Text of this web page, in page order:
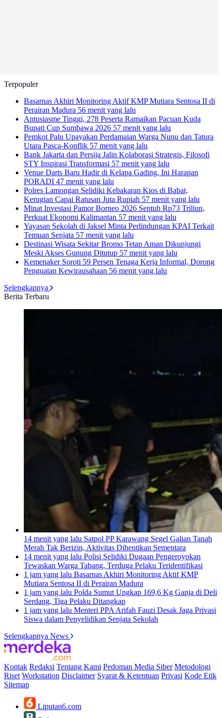
Terpopuler
Basarnas Akhiri Monitoring Aktif KMP Mutiara Sentosa II di
Perairan Madura 56 menit yang lalu
Antusiasme Tinggi, 278 Peserta Ramaikan Pacuan Kuda
Bupati Cup Sumbawa 2026 57 menit yang lalu
Pemkot Palu Upayakan Perdamaian Warga Nunu dan Tatura
Utara Pasca-Konflik 57 menit yang lalu
Bank Jakarta dan Persija Jalin Kolaborasi Strategis, Filosofi
STY Inspirasi Transformasi 57 menit yang lalu
Venue Darts Baru Hadir di Kelapa Gading, Ini Harapan
PORADI 47 menit yang lalu
Polres Lamongan Selidiki Kebakaran Kios di Babat,
Kerugian Capai Ratusan Juta Rupiah 57 menit yang lalu
Minat Investasi Pamor Borneo 2026 Sentuh Rp73 Triliun,
Perkuat Ekonomi Kalimantan 57 menit yang lalu
Yayasan Sekolah di Jaksel Minta Perlindungan KPAI Terkait
Temuan Senjata 57 menit yang lalu
Destinasi Wisata Sekitar Bromo Tetap Aman Dikunjungi
Meski Akses Gunung Ditutup 57 menit yang lalu
Kemenaker Soroti 59 Persen Tenaga Kerja Informal, Dorong
Penguatan Kewirausahaan 56 menit yang lalu
Selengkapnya
Berita Terbaru
14 menit yang lalu Satpol PP Karawang Segel Galian Tanah
Merah Tak Berizin, Aktivitas Dihentikan Sementara
14 menit yang lalu Polisi Selidiki Dugaan Pengeroyokan
Tewaskan Warga Tabang, Terduga Pelaku Teridentifikasi
1 jam yang lalu Basarnas Akhiri Monitoring Aktif KMP
Mutiara Sentosa II di Perairan Madura
1 jam yang lalu Polda Sumut Ungkap 169,6 Kg Ganja di Deli
Serdang, Tiga Pelaku Ditangkap
1 jam yang lalu Menteri PPA Arifah Fauzi Desak Jaga Privasi
Siswa dalam Penyelidikan Senjata Sekolah
Selengkapnya News
Kontak Redaksi Tentang Kami Pedoman Media Siber Metodologi
Riset Workstation Disclaimer Syarat & Ketentuan Privasi Kode Etik
Sitemap
Liputan6.com